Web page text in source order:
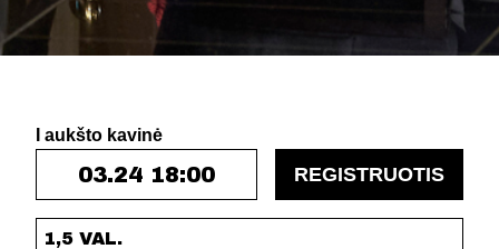
I aukšto kavinė
03.24 18:00 REGISTRUOTIS
1,5 VAL.